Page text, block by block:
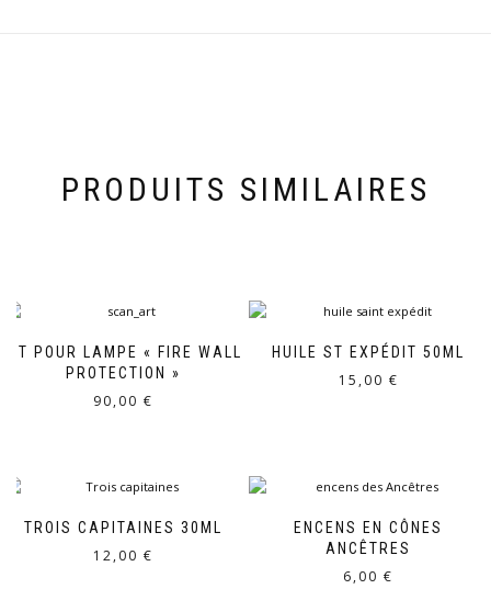
PRODUITS SIMILAIRES
KIT POUR LAMPE « FIRE WALL
PROTECTION »
90,00 €
HUILE ST EXPÉDIT 50ML
15,00 €
TROIS CAPITAINES 30ML
12,00 €
ENCENS EN CÔNES
ANCÊTRES
6,00 €